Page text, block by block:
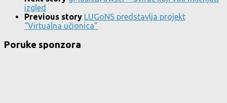
izgled
Previous story LUGoNS predstavlja projekt
“Virtualna učionica”
Poruke sponzora